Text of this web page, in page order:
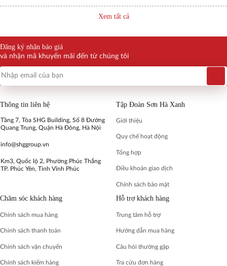
Xem tất cả
Đăng ký nhận báo giá
và nhận mã khuyến mãi đến từ chúng tôi
Thông tin liên hệ
Tầng 7, Tòa SHG Building, Số 8 Đường
Quang Trung, Quận Hà Đông, Hà Nội
info@shggroup.vn
Km3, Quốc lộ 2, Phường Phúc Thắng
TP. Phúc Yên, Tỉnh Vĩnh Phúc
Tập Đoàn Sơn Hà Xanh
Giới thiệu
Quy chế hoạt động
Tổng hợp
Điều khoản giao dịch
Chính sách bảo mật
Chăm sóc khách hàng
Chính sách mua hàng
Chính sách thanh toán
Chính sách vận chuyển
Chính sách kiểm hàng
Hỗ trợ khách hàng
Trung tâm hỗ trợ
Hướng dẫn mua hàng
Câu hỏi thường gặp
Tra cứu đơn hàng